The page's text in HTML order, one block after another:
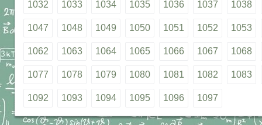
1032 1033 1034 1035 1036 1037 1038
1047 1048 1049 1050 1051 1052 1053
1062 1063 1064 1065 1066 1067 1068
1077 1078 1079 1080 1081 1082 1083
1092 1093 1094 1095 1096 1097